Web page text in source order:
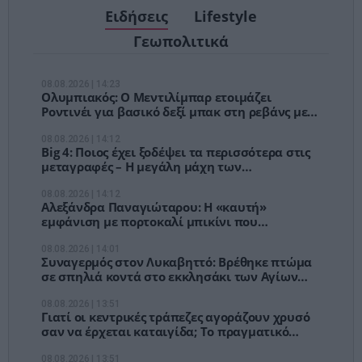
Ειδήσεις
Lifestyle
Γεωπολιτικά
Ολυμπιακός: Ο Μεντιλίμπαρ ετοιμάζει
Ροντινέι για βασικό δεξί μπακ στη ρεβάνς με
Big 4: Ποιος έχει ξοδέψει τα περισσότερα στις
μεταγραφές – Η μεγάλη μάχη των
Αλεξάνδρα Παναγιώταρου: Η «καυτή»
εμφάνιση με πορτοκαλί μπικίνι που
Συναγερμός στον Λυκαβηττό: Βρέθηκε πτώμα
σε σπηλιά κοντά στο εκκλησάκι των Αγίων
Γιατί οι κεντρικές τράπεζες αγοράζουν χρυσό
σαν να έρχεται καταιγίδα; Το πραγματικό